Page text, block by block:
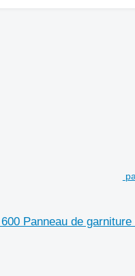
Panneau de